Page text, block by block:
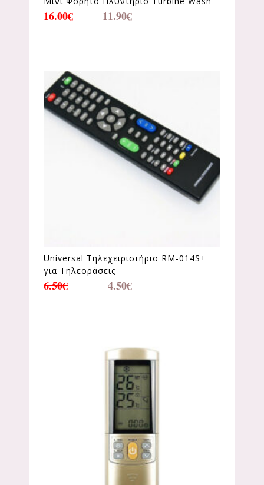
16.00€ 11.90€
Universal Τηλεχειριστήριο RM-014S+
για Τηλεοράσεις
6.50€ 4.50€